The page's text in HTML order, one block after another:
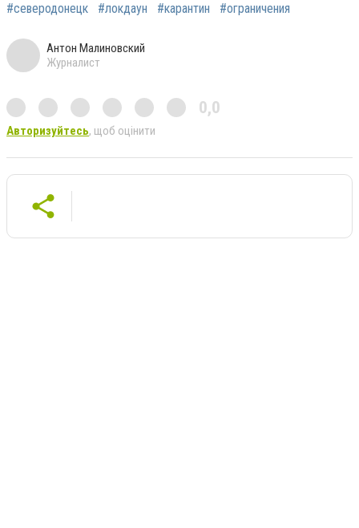
#северодонецк #локдаун #карантин #ограничения
Антон Малиновский
Журналист
0,0
Авторизуйтесь, щоб оцінити